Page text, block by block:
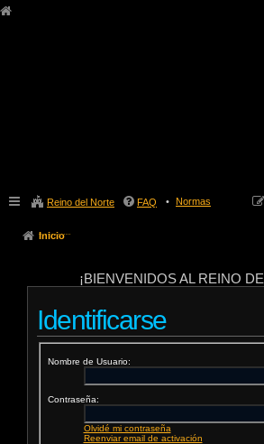
Reino del Norte FAQ Normas
Inicio
¡BIENVENIDOS AL REINO
Identificarse
Nombre de Usuario:
Contraseña:
Olvidé mi contraseña
Reenviar email de activación